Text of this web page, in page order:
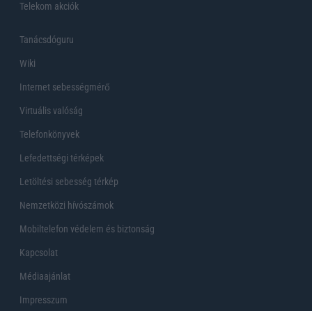
Telekom akciók
Tanácsdóguru
Wiki
Internet sebességmérő
Virtuális valóság
Telefonkönyvek
Lefedettségi térképek
Letöltési sebesség térkép
Nemzetközi hívószámok
Mobiltelefon védelem és biztonság
Kapcsolat
Médiaajánlat
Impresszum